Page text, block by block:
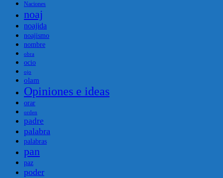
Naciones
noaj
noajida
noajismo
nombre
obra
ocio
ojo
olam
Opiniones e ideas
orar
orden
padre
palabra
palabras
pan
paz
poder